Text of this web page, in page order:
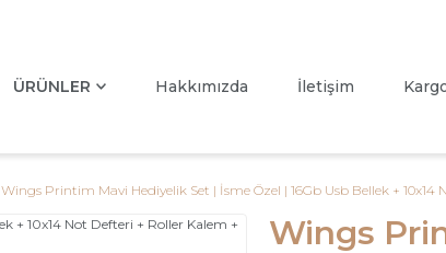
ÜRÜNLER Hakkımızda İletişim
Wings Printim Mavi Hediyelik Set | İsme Özel | 16Gb Usb Bellek +
Wings